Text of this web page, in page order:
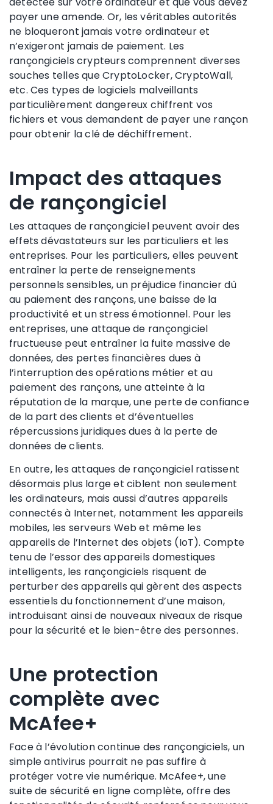
payer une amende. Or, les véritables autorités
ne bloqueront jamais votre ordinateur et
n’exigeront jamais de paiement. Les
rançongiciels crypteurs comprennent diverses
souches telles que CryptoLocker, CryptoWall,
etc. Ces types de logiciels malveillants
particulièrement dangereux chiffrent vos
fichiers et vous demandent de payer une rançon
pour obtenir la clé de déchiffrement.
Impact des attaques
de rançongiciel
Les attaques de rançongiciel peuvent avoir des
effets dévastateurs sur les particuliers et les
entreprises. Pour les particuliers, elles peuvent
entraîner la perte de renseignements
personnels sensibles, un préjudice financier dû
au paiement des rançons, une baisse de la
productivité et un stress émotionnel. Pour les
entreprises, une attaque de rançongiciel
fructueuse peut entraîner la fuite massive de
données, des pertes financières dues à
l’interruption des opérations métier et au
paiement des rançons, une atteinte à la
réputation de la marque, une perte de confiance
de la part des clients et d’éventuelles
répercussions juridiques dues à la perte de
données de clients.
En outre, les attaques de rançongiciel ratissent
désormais plus large et ciblent non seulement
les ordinateurs, mais aussi d’autres appareils
connectés à Internet, notamment les appareils
mobiles, les serveurs Web et même les
appareils de l’Internet des objets (IoT). Compte
tenu de l’essor des appareils domestiques
intelligents, les rançongiciels risquent de
perturber des appareils qui gèrent des aspects
essentiels du fonctionnement d’une maison,
introduisant ainsi de nouveaux niveaux de risque
pour la sécurité et le bien-être des personnes.
Une protection
complète avec
McAfee+
Face à l’évolution continue des rançongiciels, un
simple antivirus pourrait ne pas suffire à
protéger votre vie numérique. McAfee+, une
suite de sécurité en ligne complète, offre des